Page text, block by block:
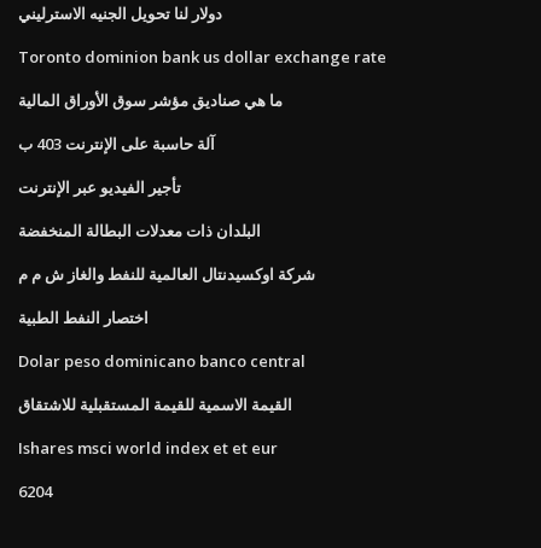
دولار لنا تحويل الجنيه الاسترليني
Toronto dominion bank us dollar exchange rate
ما هي صناديق مؤشر سوق الأوراق المالية
آلة حاسبة على الإنترنت 403 ب
تأجير الفيديو عبر الإنترنت
البلدان ذات معدلات البطالة المنخفضة
شركة اوكسيدنتال العالمية للنفط والغاز ش م م
اختصار النفط الطبية
Dolar peso dominicano banco central
القيمة الاسمية للقيمة المستقبلية للاشتقاق
Ishares msci world index et et eur
6204